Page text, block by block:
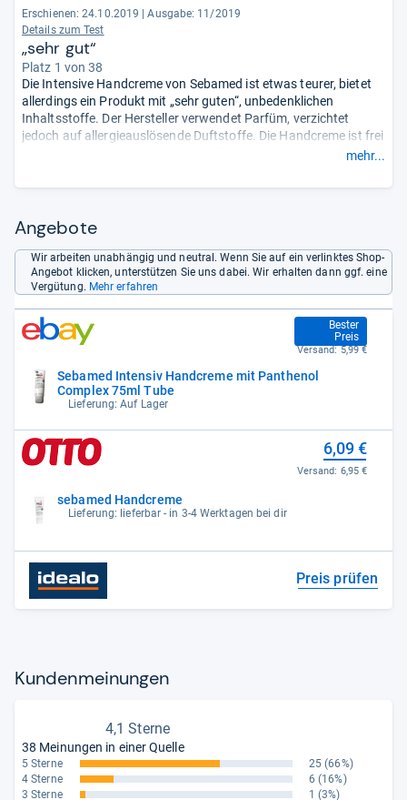
Erschienen: 24.10.2019
Ausgabe: 11/2019
Details zum Test
„sehr gut“
Platz 1 von 38
Die Intensive Handcreme von Sebamed ist etwas teurer, bietet
allerdings ein Produkt mit „sehr guten“, unbedenklichen
Inhaltsstoffe. Der Hersteller verwendet Parfüm, verzichtet
jedoch auf allergieauslösende Duftstoffe. Die Handcreme ist frei
durch unsere Redaktion.
mehr...
Angebote
Wir arbeiten unabhängig und neutral. Wenn Sie auf ein verlinktes Shop-
Angebot klicken, unterstützen Sie uns dabei. Wir erhalten dann ggf. eine
Vergütung. Mehr erfahren
Sebamed Intensiv Handcreme mit Panthenol
Complex 75ml Tube
Lieferung: Auf Lager
Bester
Preis
3,98 €
Versand: 5,99 €
sebamed Handcreme
Lieferung: lieferbar - in 3-4 Werktagen bei dir
6,09 €
Versand: 6,95 €
Preis prüfen
Kun­den­mei­nun­gen
4,1 Sterne
38 Meinungen in einer Quelle
5 Sterne 25 (66%)
4 Sterne
6 (16%)
3 Sterne
1 (3%)